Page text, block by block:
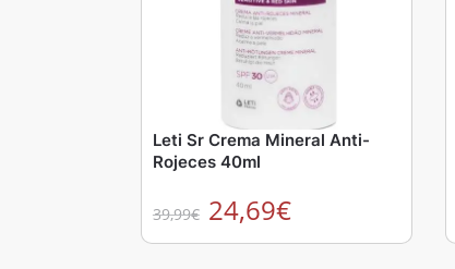
Leti Sr Crema Mineral Anti-
Rojeces 40ml
39,99€ 24,69€